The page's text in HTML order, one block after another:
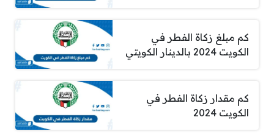
كم مبلغ زكاة الفطر في
الكويت 2024 بالدينار الكويتي
كم مقدار زكاة الفطر في
الكويت 2024